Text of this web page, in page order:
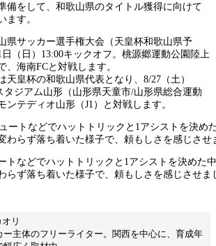
備をして、和歌山県のタイトル獲得に向けて
ます。
県サッカー選手権大会（天皇杯和歌山県予
（日）13:00キックオフ。桃源郷運動公園陸上
、海南FCと対戦します。
天皇杯の和歌山県代表となり、8/27（土）
タジアム山形（山形県天童市/山形県総合運動
ンテディオ山形（J1）と対戦します。
トなどでハットトリックと1アシストを決めた
らず落ち着いた様子で、頼もしさを感じさせま
リ
主体のフリーライター。関西を中心に、育成年